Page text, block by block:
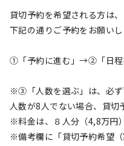
貸切予約を希望される方は、
下記の通りご予約をお願いし
①「予約に進む」→②「日程
※③「人数を選ぶ」は、必ず
人数が8人でない場合、貸切
※料金は、８人分（4,8万円
※備考欄に「貸切予約希望